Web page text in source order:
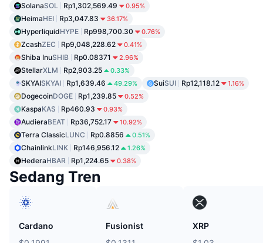
SolanaSOL Rp1,302,569.49 0.95%
HeimaHEI Rp3,047.83 36.17%
HyperliquidHYPE Rp998,700.30 0.76%
ZcashZEC Rp9,048,228.62 0.41%
Shiba InuSHIB Rp0.08371 2.96%
StellarXLM Rp2,903.25 0.33%
SKYAISKYAI Rp1,639.46 49.29% SuiSUI Rp12,118.12 1.16%
DogecoinDOGE Rp1,239.85 0.52%
KaspaKAS Rp460.93 0.93%
AudieraBEAT Rp36,752.17 10.92%
Terra ClassicLUNC Rp0.8856 0.51%
ChainlinkLINK Rp146,956.12 1.26%
HederaHBAR Rp1,224.65 0.38%
Sedang Tren
Cardano
Fusionist
XRP